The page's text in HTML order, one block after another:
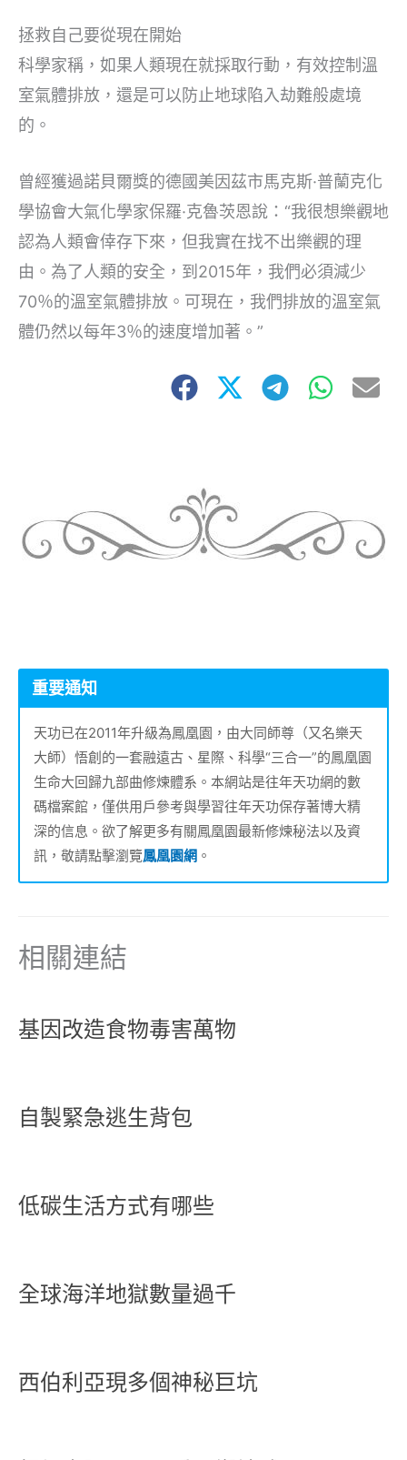
拯救自己要從現在開始
科學家稱，如果人類現在就採取行動，有效控制溫
室氣體排放，還是可以防止地球陷入劫難般處境
的。
曾經獲過諾貝爾獎的德國美因茲市馬克斯·普蘭克化
學協會大氣化學家保羅·克魯茨恩說：“我很想樂觀地
認為人類會倖存下來，但我實在找不出樂觀的理
由。為了人類的安全，到2015年，我們必須減少
70％的溫室氣體排放。可現在，我們排放的溫室氣
體仍然以每年3％的速度增加著。”
重要通知
天功已在2011年升級為鳳凰園，由大同師尊（又名樂天
大師）悟創的一套融遠古、星際、科學“三合一”的鳳凰園
生命大回歸九部曲修煉體系。本網站是往年天功網的數
碼檔案館，僅供用戶參考與學習往年天功保存著博大精
深的信息。欲了解更多有關鳳凰園最新修煉秘法以及資
訊，敬請點擊瀏覽鳳凰園網 。
相關連結
基因改造食物毒害萬物
自製緊急逃生背包
低碳生活方式有哪些
全球海洋地獄數量過千
西伯利亞現多個神秘巨坑